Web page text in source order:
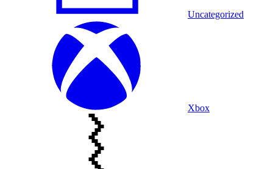
Uncategorized
Xbox